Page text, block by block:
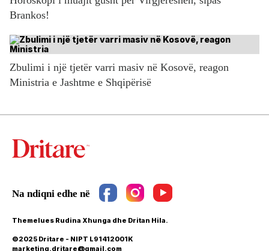
Brankos!
Zbulimi i një tjetër varri masiv në Kosovë, reagon
Ministria e Jashtme e Shqipërisë
Themelues Rudina Xhunga dhe Dritan Hila.
©2025 Dritare - NIPT L91412001K
marketing.dritare@gmail.com